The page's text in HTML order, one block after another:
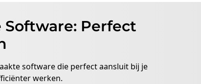
Perfect
software die perfect aansluit bij je
werken.